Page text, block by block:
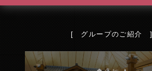
[ グループのご紹介 ]